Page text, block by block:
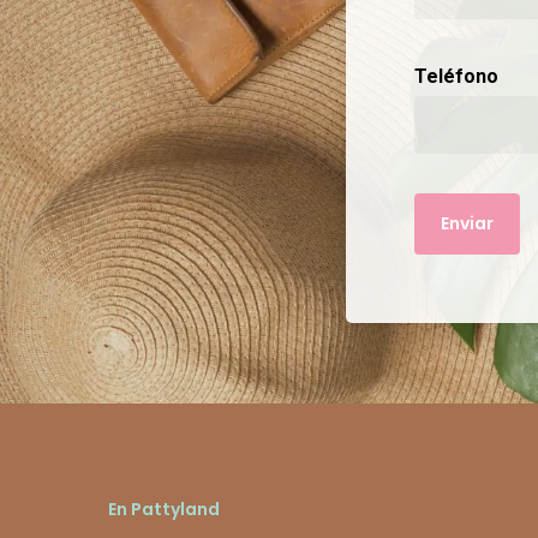
Teléfono
En Pattyland